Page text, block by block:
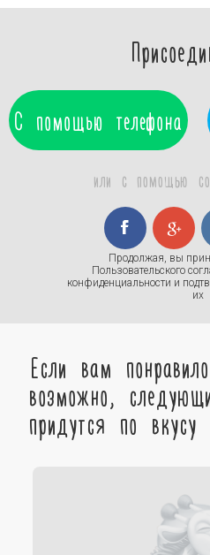
С помощью телефона
или с помощью
Продолжая, вы
Пользовательского
конфиденциальности и
их
Если вам
возможно,
придутся по вкусу